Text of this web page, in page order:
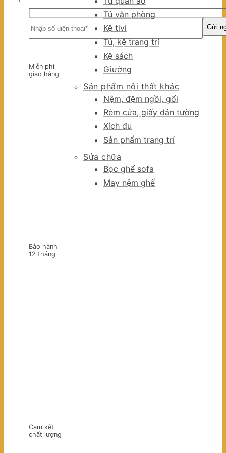
Tủ văn phòng
Kệ tivi
Tủ, kệ trang trí
Kệ sách
Giường
Sản phẩm nội thất khác
Nệm, đệm ngồi, gối
Rèm cửa, giấy dán tường
Xích đu
Sản phẩm trang trí
Sửa chữa
Bọc ghế sofa
May nệm ghế
Miễn phí
giao hàng
Bảo hành
12 tháng
Cam kết
chất lượng